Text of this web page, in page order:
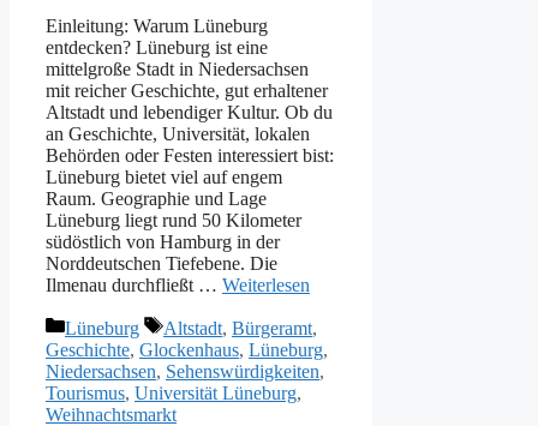
Einleitung: Warum Lüneburg
entdecken? Lüneburg ist eine
mittelgroße Stadt in Niedersachsen
mit reicher Geschichte, gut erhaltener
Altstadt und lebendiger Kultur. Ob du
an Geschichte, Universität, lokalen
Behörden oder Festen interessiert bist:
Lüneburg bietet viel auf engem
Raum. Geographie und Lage
Lüneburg liegt rund 50 Kilometer
südöstlich von Hamburg in der
Norddeutschen Tiefebene. Die
Ilmenau durchfließt … Weiterlesen
Kategorien
Lüneburg Schlagwörter
Altstadt, Bürgeramt,
Geschichte, Glockenhaus, Lüneburg,
Niedersachsen, Sehenswürdigkeiten,
Tourismus, Universität Lüneburg,
Weihnachtsmarkt